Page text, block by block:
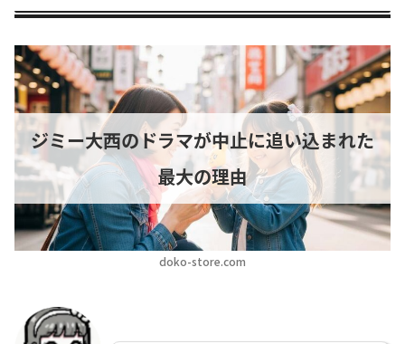
doko-store.com
ジミー大西のドラマが中止に追い込まれた
最大の理由